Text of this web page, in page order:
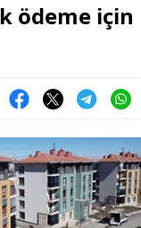
ödeme için